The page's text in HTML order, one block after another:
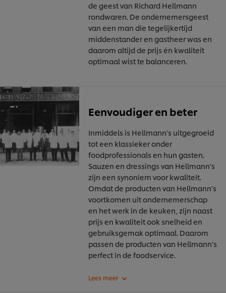
de geest van Richard Hellmann
rondwaren. De ondernemersgeest
van een man die tegelijkertijd
middenstander en gastheer was en
daarom altijd de prijs én kwaliteit
optimaal wist te balanceren.
Eenvoudiger en beter
Inmiddels is Hellmann’s uitgegroeid
tot een klassieker onder
foodprofessionals en hun gasten.
Sauzen en dressings van Hellmann’s
zijn een synoniem voor kwaliteit.
Omdat de producten van Hellmann’s
voortkomen uit ondernemerschap
en het werk in de keuken, zijn naast
prijs en kwaliteit ook snelheid en
gebruiksgemak optimaal. Daarom
passen de producten van Hellmann’s
perfect in de foodservice.